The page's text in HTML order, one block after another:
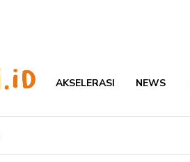
AKSELERASI NEWS